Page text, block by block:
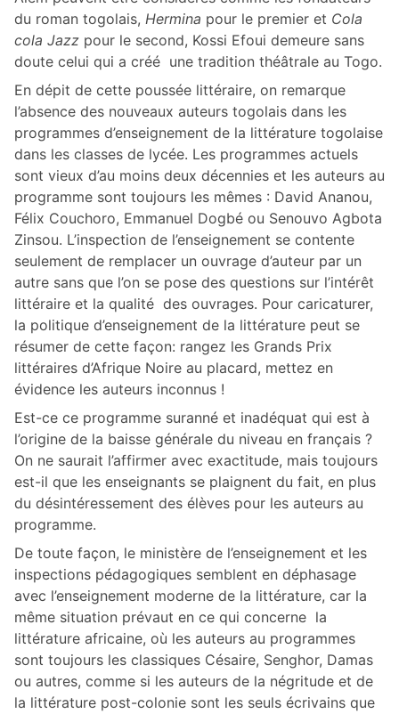
du roman togolais, Hermina pour le premier et Cola
cola Jazz pour le second, Kossi Efoui demeure sans
doute celui qui a créé une tradition théâtrale au Togo.
En dépit de cette poussée littéraire, on remarque
l’absence des nouveaux auteurs togolais dans les
programmes d’enseignement de la littérature togolaise
dans les classes de lycée. Les programmes actuels
sont vieux d’au moins deux décennies et les auteurs au
programme sont toujours les mêmes : David Ananou,
Félix Couchoro, Emmanuel Dogbé ou Senouvo Agbota
Zinsou. L’inspection de l’enseignement se contente
seulement de remplacer un ouvrage d’auteur par un
autre sans que l’on se pose des questions sur l’intérêt
littéraire et la qualité des ouvrages. Pour caricaturer,
la politique d’enseignement de la littérature peut se
résumer de cette façon: rangez les Grands Prix
littéraires d’Afrique Noire au placard, mettez en
évidence les auteurs inconnus !
Est-ce ce programme suranné et inadéquat qui est à
l’origine de la baisse générale du niveau en français ?
On ne saurait l’affirmer avec exactitude, mais toujours
est-il que les enseignants se plaignent du fait, en plus
du désintéressement des élèves pour les auteurs au
programme.
De toute façon, le ministère de l’enseignement et les
inspections pédagogiques semblent en déphasage
avec l’enseignement moderne de la littérature, car la
même situation prévaut en ce qui concerne la
littérature africaine, où les auteurs au programmes
sont toujours les classiques Césaire, Senghor, Damas
ou autres, comme si les auteurs de la négritude et de
la littérature post-colonie sont les seuls écrivains que